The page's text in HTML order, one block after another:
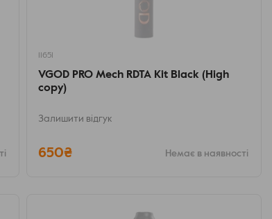
11651
VGOD PRO Mech RDTA Kit Black (High
copy)
Залишити відгук
650₴ Немає в наявності